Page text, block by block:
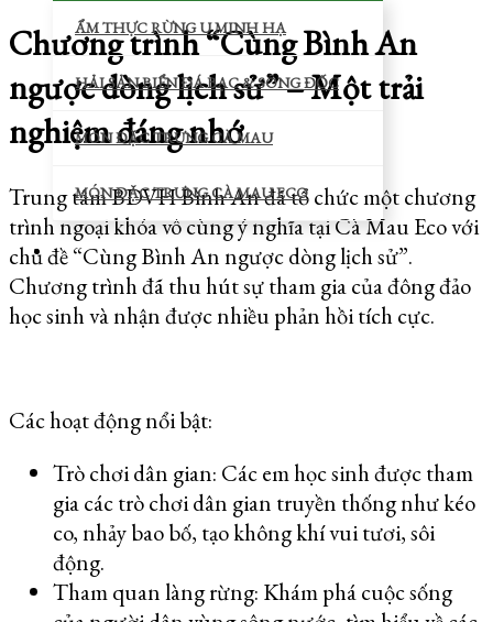
ẨM THỰC RỪNG U MINH HẠ
HẢI SẢN BIỂN ĐÁ BẠC & SÔNG ĐỐC
MÓN ĐẶC TRƯNG CÀ MAU
MÓN ĐẶC TRƯNG CÀ MAU ECO
Chương trình “Cùng Bình An
ngược dòng lịch sử” – Một trải
nghiệm đáng nhớ
Trung tâm BDVH Bình An đã tổ chức một chương
trình ngoại khóa vô cùng ý nghĩa tại Cà Mau Eco với
chủ đề “Cùng Bình An ngược dòng lịch sử”.
Chương trình đã thu hút sự tham gia của đông đảo
học sinh và nhận được nhiều phản hồi tích cực.
Các hoạt động nổi bật:
Trò chơi dân gian: Các em học sinh được tham
gia các trò chơi dân gian truyền thống như kéo
co, nhảy bao bố, tạo không khí vui tươi, sôi
động.
Tham quan làng rừng: Khám phá cuộc sống